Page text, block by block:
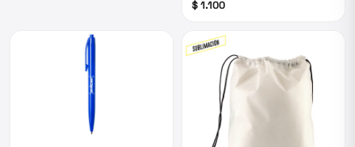
$ 1.100